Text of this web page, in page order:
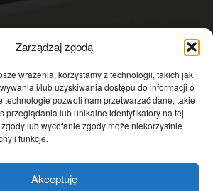
Zarządzaj zgodą
wrażenia, korzystamy z technologii, takich jak
i/lub uzyskiwania dostępu do informacji o
technologie pozwoli nam przetwarzać dane, takie
przeglądania lub unikalne identyfikatory na tej
lub wycofanie zgody może niekorzystnie
i funkcje.
Akceptuję
4601
4363
3639
2823